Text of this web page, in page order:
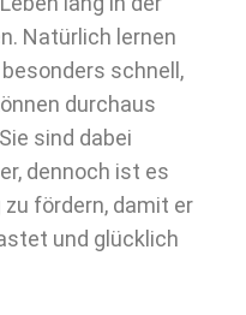
Natürlich lernen
schnell,
durchaus
sind dabei
dennoch ist es
fördern, damit er
und glücklich